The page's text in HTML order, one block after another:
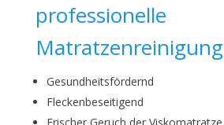
professionelle
Matratzenreinigung
Gesundheitsfördernd
Fleckenbeseitigend